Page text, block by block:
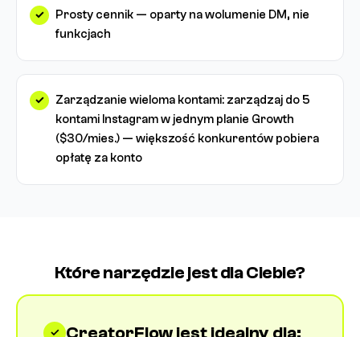
Prosty cennik — oparty na wolumenie DM, nie
funkcjach
Zarządzanie wieloma kontami: zarządzaj do 5
kontami Instagram w jednym planie Growth
($30/mies.) — większość konkurentów pobiera
opłatę za konto
Które narzędzie jest dla Ciebie?